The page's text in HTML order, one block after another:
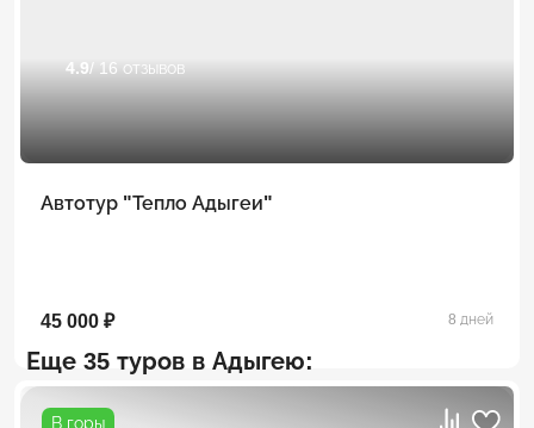
4.9 / 16 отзывов
Автотур "Тепло Адыгеи"
45 000 ₽ 8 дней
Еще 35 туров в Адыгею:
В горы